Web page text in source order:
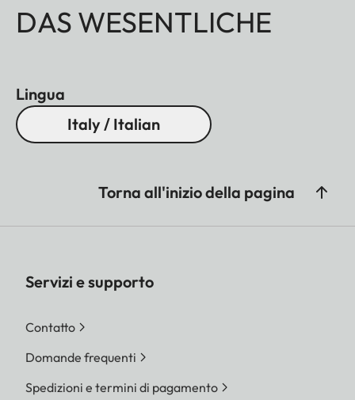
DAS WESENTLICHE
Lingua
Italy / Italian
Torna all'inizio della pagina
Servizi e supporto
Contatto
Domande frequenti
Spedizioni e termini di pagamento